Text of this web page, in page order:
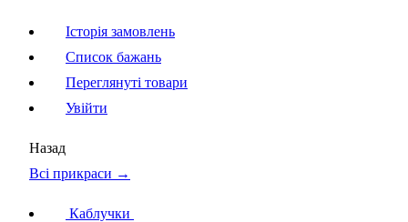
Історія замовлень
Список бажань
Переглянуті товари
Увійти
Назад
Всі прикраси →
Каблучки